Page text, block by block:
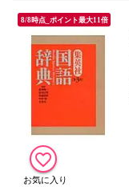
8/8時点_ポイント最大11倍